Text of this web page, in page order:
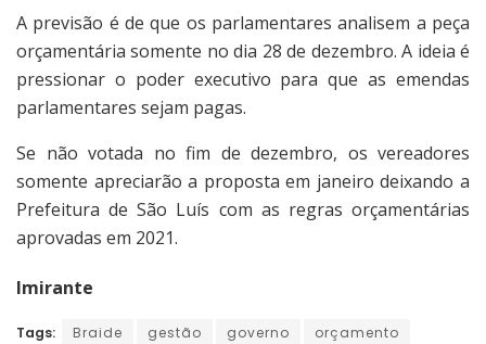
A previsão é de que os parlamentares analisem a peça
orçamentária somente no dia 28 de dezembro. A ideia é
pressionar o poder executivo para que as emendas
parlamentares sejam pagas.
Se não votada no fim de dezembro, os vereadores
somente apreciarão a proposta em janeiro deixando a
Prefeitura de São Luís com as regras orçamentárias
aprovadas em 2021.
Imirante
Tags: Braide gestão governo
orçamento